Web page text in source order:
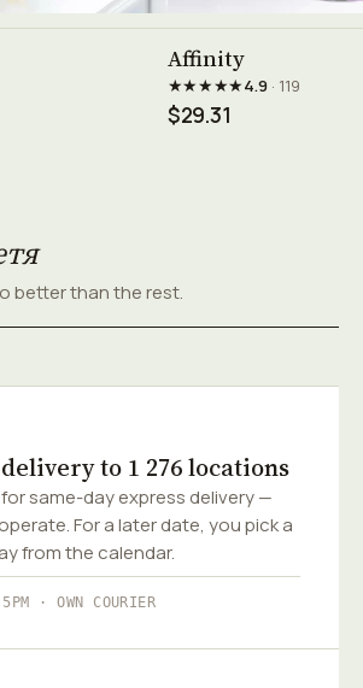
Affinity
★★★★★4.9 · 119
$29.31
better than the rest.
to 1 276 locations
same-day express delivery —
For a later date, you pick a
from the calendar.
· OWN COURIER